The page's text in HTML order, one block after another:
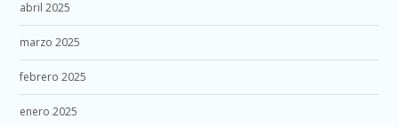
abril 2025
marzo 2025
febrero 2025
enero 2025